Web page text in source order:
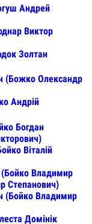
Андрей
Виктор
Золтан
(Божко Олександр
Андрій
Богдан
Віталій
Владимир
Степанович)
(Бойко Владимир
Домінік